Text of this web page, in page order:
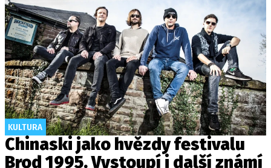
KULTURA
Chinaski jako hvězdy festivalu
Brod 1995. Vystoupí i další známí